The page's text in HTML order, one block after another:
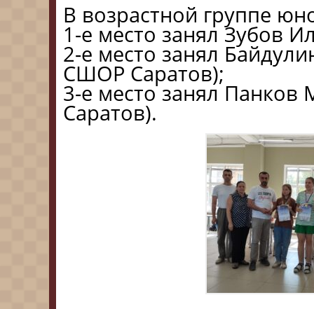
В возрастной группе
1-е место занял Зубов
2-е место занял
СШОР Саратов);
3-е место занял
Саратов).